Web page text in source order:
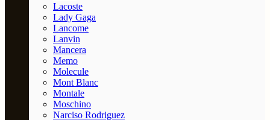
Lacoste
Lady Gaga
Lancome
Lanvin
Mancera
Memo
Molecule
Mont Blanc
Montale
Moschino
Narciso Rodriguez